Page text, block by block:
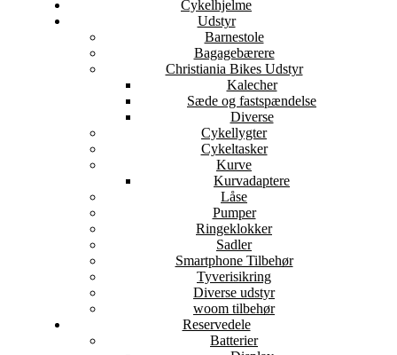
Cykelhjelme
Udstyr
Barnestole
Bagagebærere
Christiania Bikes Udstyr
Kalecher
Sæde og fastspændelse
Diverse
Cykellygter
Cykeltasker
Kurve
Kurvadaptere
Låse
Pumper
Ringeklokker
Sadler
Smartphone Tilbehør
Tyverisikring
Diverse udstyr
woom tilbehør
Reservedele
Batterier